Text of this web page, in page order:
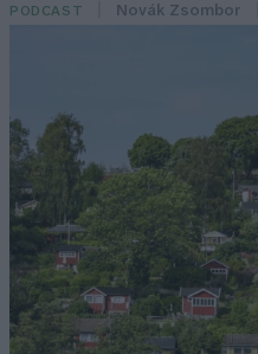
PODCAST Novák Zsombor